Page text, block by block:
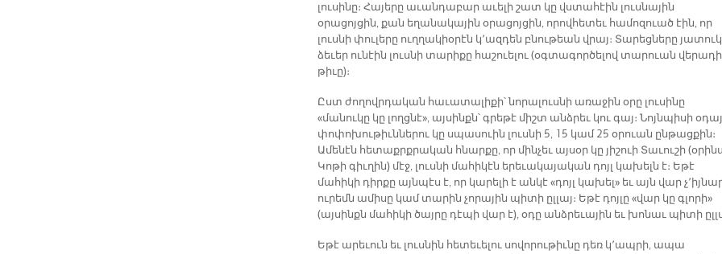
լուսինը։ Հայերը աւանդաբար աւելի շատ կը վստահէին լուսնային
օրացոյցին, քան եղանակային օրացոյցին, որովհետեւ համոզուած էին, որ
լուսնի փուլերը ուղղակիօրէն կ՚ազդեն բնութեան վրայ։ Տարեցները յատուկ
ձեւեր ունէին լուսնի տարիքը հաշուելու (օգտագործելով տարուան
թիւը)։
Ըստ ժողովրդական հաւատալիքի՝ նորալուսնի առաջին օրը լուսինը
«մանուկը կը լողցնէ», այսինքն՝ գրեթէ միշտ անձրեւ կու գայ։ Նոյնպիսի
փոփոխութիւններու կը սպասուին լուսնի 5, 15 կամ 25 օրուան ընթացքին։
Ամենէն հետաքրքրական հնարքը, որ մինչեւ այսօր կը յիշուի Տաւուշի
Կոթի գիւղին) մէջ, լուսնի մահիկէն երեւակայական դոյլ կախելն է։ Եթէ
մահիկի դիրքը այնպէս է, որ կարելի է անկէ «դոյլ կախել» եւ այն վար
ուրեմն ամիսը կամ տարին չորային պիտի ըլլայ։ Եթէ դոյլը «վար կը գլորի»
(այսինքն մահիկի ծայրը դէպի վար է), օդը անձրեւային եւ խոնաւ պիտի
Եթէ արեւուն եւ լուսնին հետեւելու սովորութիւնը դեռ կ՚ապրի, ապա